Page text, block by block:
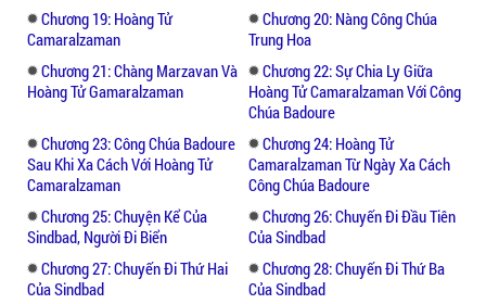
Chương 19: Hoàng Tử
Camaralzaman
Chương 20: Nàng Công Chúa
Trung Hoa
Chương 21: Chàng Marzavan Và
Hoàng Tử Gamaralzaman
Chương 22: Sự Chia Ly Giữa
Hoàng Tử Camaralzaman Với Công
Chúa Badoure
Chương 23: Công Chúa Badoure
Sau Khi Xa Cách Với Hoàng Tử
Camaralzaman
Chương 24: Hoàng Tử
Camaralzaman Từ Ngày Xa Cách
Công Chúa Badoure
Chương 25: Chuyện Kể Của
Sindbad, Người Đi Biển
Chương 26: Chuyến Đi Đầu Tiên
Của Sindbad
Chương 27: Chuyến Đi Thứ Hai
Của Sindbad
Chương 28: Chuyến Đi Thứ Ba
Của Sindbad